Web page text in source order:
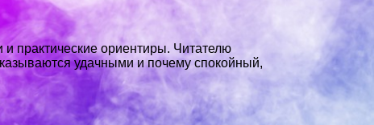
практические ориентиры. Читателю
удачными и почему спокойный,